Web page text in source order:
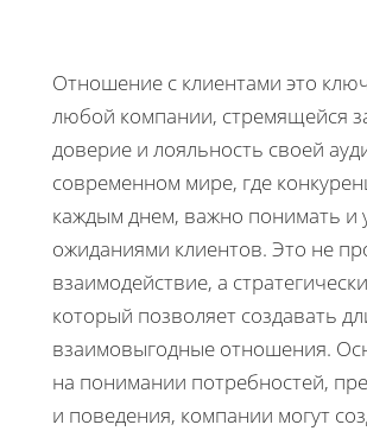
Отношение с клиентами это
любой компании, стремящейся
доверие и лояльность своей
современном мире, где
каждым днем, важно понимать и
ожиданиями клиентов. Это не
взаимодействие, а
который позволяет создавать
взаимовыгодные отношения.
на понимании потребностей,
и поведения, компании могут